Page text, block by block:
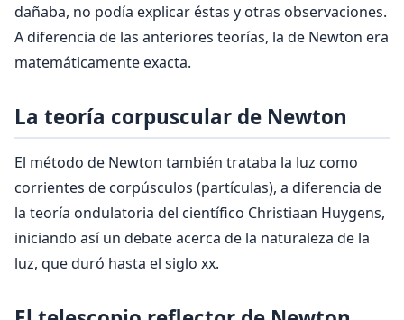
dañaba, no podía explicar éstas y otras observaciones.
A diferencia de las anteriores teorías, la de Newton era
matemáticamente exacta.
La teoría corpuscular de Newton
El método de Newton también trataba la luz como
corrientes de corpúsculos (partículas), a diferencia de
la teoría ondulatoria del científico Christiaan Huygens,
iniciando así un debate acerca de la naturaleza de la
luz, que duró hasta el siglo xx.